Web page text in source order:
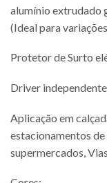
alumínio extrudado
(Ideal para
Protetor de Surto
Driver independente
Aplicação em
estacionamentos
supermercados,